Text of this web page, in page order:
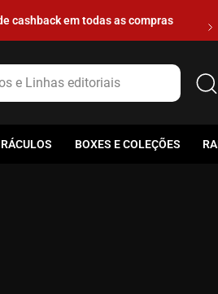
cashback em todas as compras
Linhas editoriais
BOXES E COLEÇÕES